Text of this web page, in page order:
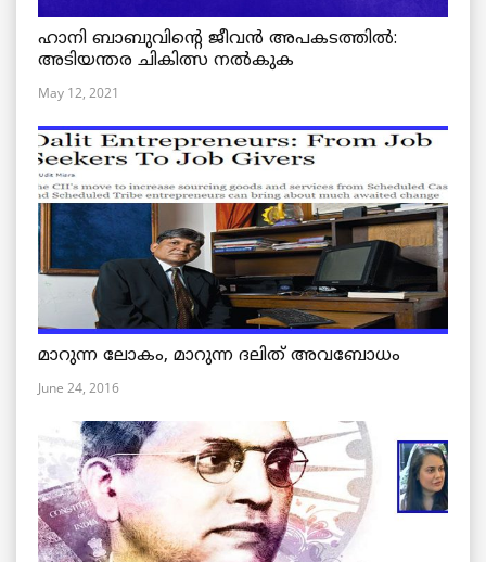
ഹാനി ബാബുവിന്റെ ജീവൻ അപകടത്തിൽ:
അടിയന്തര ചികിത്സ നൽകുക
May 12, 2021
മാറുന്ന ലോകം, മാറുന്ന ദലിത് അവബോധം
June 24, 2016